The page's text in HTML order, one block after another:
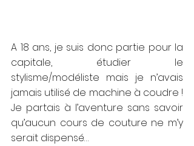
A 18 ans, je suis donc partie pour la
capitale, étudier le
stylisme/modéliste mais je n’avais
jamais utilisé de machine à coudre !
Je partais à l’aventure sans savoir
qu’aucun cours de couture ne m’y
serait dispensé…